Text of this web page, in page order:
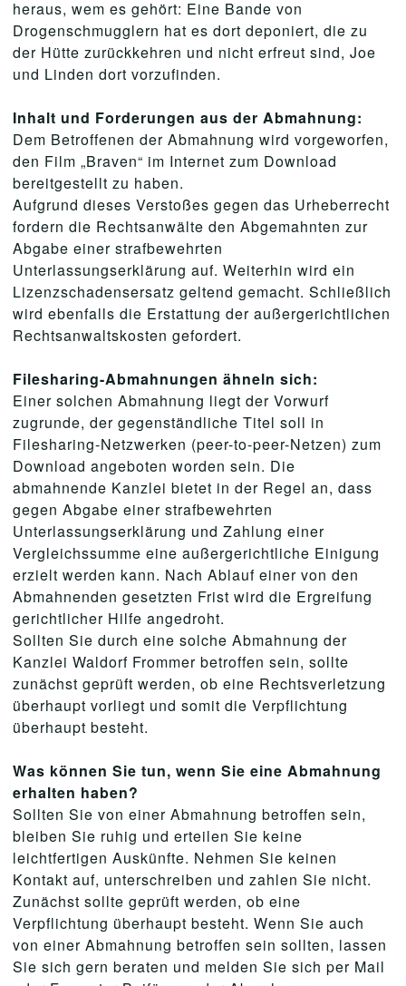
heraus, wem es gehört: Eine Bande von
Drogenschmugglern hat es dort deponiert, die zu
der Hütte zurückkehren und nicht erfreut sind, Joe
und Linden dort vorzufinden.
Inhalt und Forderungen aus der Abmahnung:
Dem Betroffenen der Abmahnung wird vorgeworfen,
den Film „Braven“ im Internet zum Download
bereitgestellt zu haben.
Aufgrund dieses Verstoßes gegen das Urheberrecht
fordern die Rechtsanwälte den Abgemahnten zur
Abgabe einer strafbewehrten
Unterlassungserklärung auf. Weiterhin wird ein
Lizenzschadensersatz geltend gemacht. Schließlich
wird ebenfalls die Erstattung der außergerichtlichen
Rechtsanwaltskosten gefordert.
Filesharing-Abmahnungen ähneln sich:
Einer solchen Abmahnung liegt der Vorwurf
zugrunde, der gegenständliche Titel soll in
Filesharing-Netzwerken (peer-to-peer-Netzen) zum
Download angeboten worden sein. Die
abmahnende Kanzlei bietet in der Regel an, dass
gegen Abgabe einer strafbewehrten
Unterlassungserklärung und Zahlung einer
Vergleichssumme eine außergerichtliche Einigung
erzielt werden kann. Nach Ablauf einer von den
Abmahnenden gesetzten Frist wird die Ergreifung
gerichtlicher Hilfe angedroht.
Sollten Sie durch eine solche Abmahnung der
Kanzlei Waldorf Frommer betroffen sein, sollte
zunächst geprüft werden, ob eine Rechtsverletzung
überhaupt vorliegt und somit die Verpflichtung
überhaupt besteht.
Was können Sie tun, wenn Sie eine Abmahnung
erhalten haben?
Sollten Sie von einer Abmahnung betroffen sein,
bleiben Sie ruhig und erteilen Sie keine
leichtfertigen Auskünfte. Nehmen Sie keinen
Kontakt auf, unterschreiben und zahlen Sie nicht.
Zunächst sollte geprüft werden, ob eine
Verpflichtung überhaupt besteht. Wenn Sie auch
von einer Abmahnung betroffen sein sollten, lassen
Sie sich gern beraten und melden Sie sich per Mail